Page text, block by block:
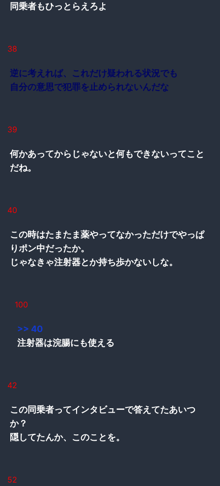
同乗者もひっとらえろよ
38
逆に考えれば、これだけ疑われる状況でも
自分の意思で犯罪を止められないんだな
39
何かあってからじゃないと何もできないってこと
だね。
40
この時はたまたま薬やってなかっただけでやっぱ
りポン中だったか。
じゃなきゃ注射器とか持ち歩かないしな。
100
>> 40
注射器は浣腸にも使える
42
この同乗者ってインタビューで答えてたあいつ
か？
隠してたんか、このことを。
52